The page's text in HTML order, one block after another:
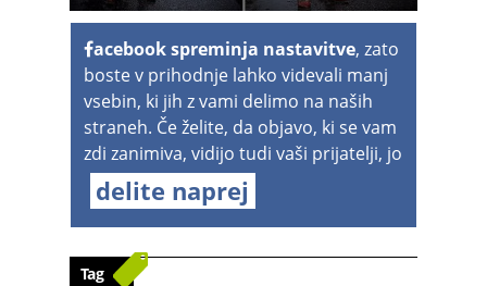
acebook spreminja nastavitve, zato
boste v prihodnje lahko videvali manj
vsebin, ki jih z vami delimo na naših
straneh. Če želite, da objavo, ki se vam
zdi zanimiva, vidijo tudi vaši prijatelji, jo
delite naprej
Tag